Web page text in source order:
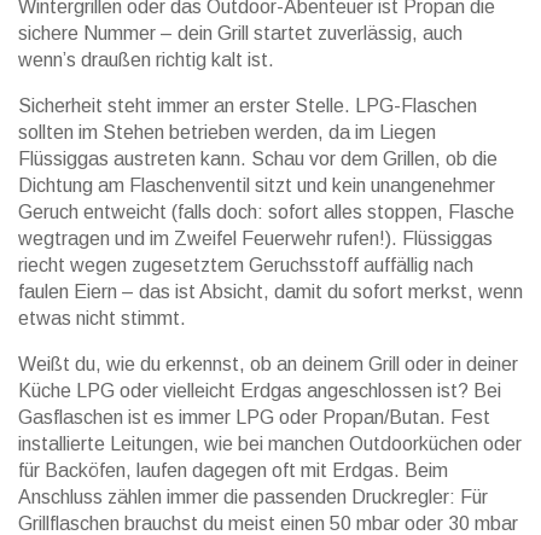
Wintergrillen oder das Outdoor-Abenteuer ist Propan die
sichere Nummer – dein Grill startet zuverlässig, auch
wenn’s draußen richtig kalt ist.
Sicherheit steht immer an erster Stelle. LPG-Flaschen
sollten im Stehen betrieben werden, da im Liegen
Flüssiggas austreten kann. Schau vor dem Grillen, ob die
Dichtung am Flaschenventil sitzt und kein unangenehmer
Geruch entweicht (falls doch: sofort alles stoppen, Flasche
wegtragen und im Zweifel Feuerwehr rufen!). Flüssiggas
riecht wegen zugesetztem Geruchsstoff auffällig nach
faulen Eiern – das ist Absicht, damit du sofort merkst, wenn
etwas nicht stimmt.
Weißt du, wie du erkennst, ob an deinem Grill oder in deiner
Küche LPG oder vielleicht Erdgas angeschlossen ist? Bei
Gasflaschen ist es immer LPG oder Propan/Butan. Fest
installierte Leitungen, wie bei manchen Outdoorküchen oder
für Backöfen, laufen dagegen oft mit Erdgas. Beim
Anschluss zählen immer die passenden Druckregler: Für
Grillflaschen brauchst du meist einen 50 mbar oder 30 mbar